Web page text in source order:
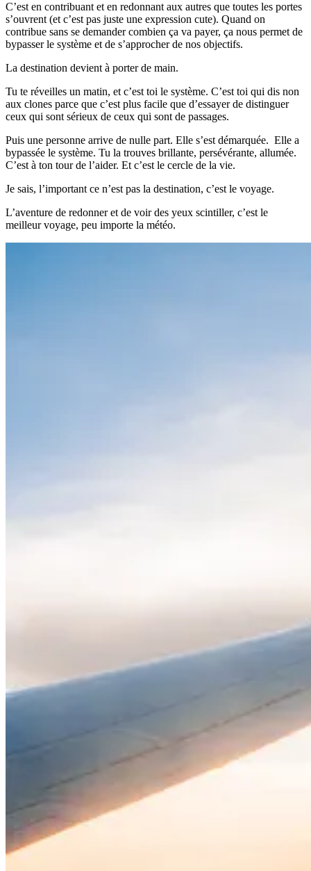
C’est en contribuant et en redonnant aux autres que toutes les portes
s’ouvrent (et c’est pas juste une expression cute). Quand on
contribue sans se demander combien ça va payer, ça nous permet de
bypasser le système et de s’approcher de nos objectifs.
La destination devient à porter de main.
Tu te réveilles un matin, et c’est toi le système. C’est toi qui dis non
aux clones parce que c’est plus facile que d’essayer de distinguer
ceux qui sont sérieux de ceux qui sont de passages.
Puis une personne arrive de nulle part. Elle s’est démarquée. Elle a
bypassée le système. Tu la trouves brillante, persévérante, allumée.
C’est à ton tour de l’aider. Et c’est le cercle de la vie.
Je sais, l’important ce n’est pas la destination, c’est le voyage.
L’aventure de redonner et de voir des yeux scintiller, c’est le
meilleur voyage, peu importe la météo.